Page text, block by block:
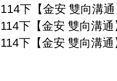
114下【金安 雙向溝
114下【金安 雙向溝
114下【金安 雙向溝